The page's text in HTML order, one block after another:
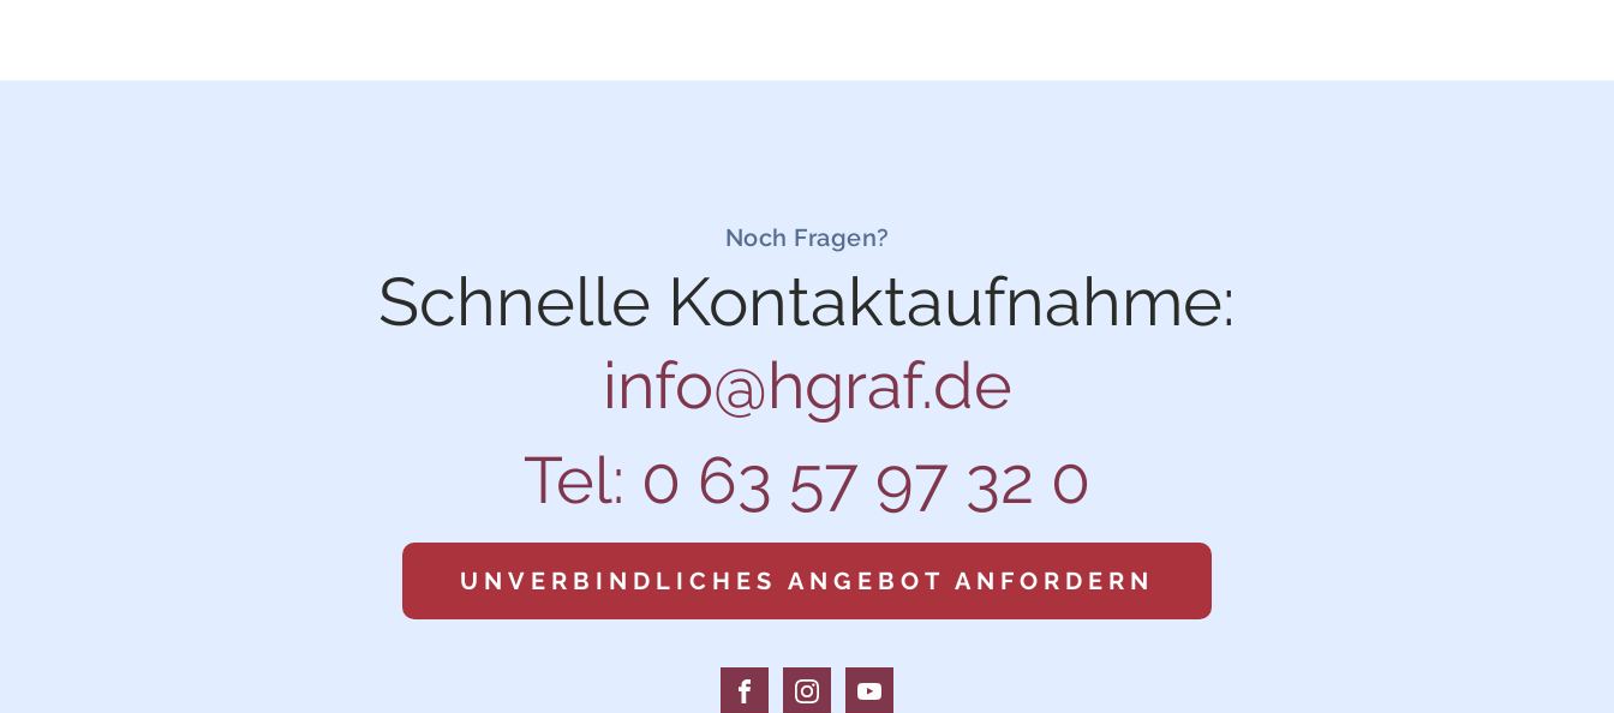
Noch Fragen?
Schnelle Kontaktaufnahme:
info@hgraf.de
Tel: 0 63 57 97 32 0
UNVERBINDLICHES ANGEBOT ANFORDERN